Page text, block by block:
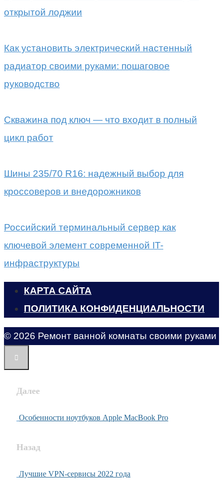
открытой лоджии
Как установить электрический настенный
радиатор своими руками: пошаговое
руководство
Скважина под ключ — что входит в полный
цикл работ
Шины 235/70 R16: надежный выбор для
кроссоверов и внедорожников
Российский терминальный сервер как
ключевой элемент современной IT-
инфраструктуры
КАРТА САЙТА
ПОЛИТИКА КОНФИДЕНЦИАЛЬНОСТИ
© 2026 Ремонт ванной комнаты своими руками
Далее
Особенности ноутбуков Apple MacBook Pro
Назад
Лучшие VPN-сервисы 2022 года